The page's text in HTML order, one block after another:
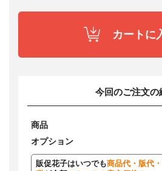
カートに
今回のご注文の
商品
オプション
販促花子はいつでも商品代・版代